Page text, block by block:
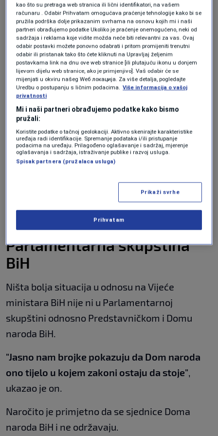
koje provodi Istinomjer pokazali su da ni u
trećoj godini mandata nije došlo do ubrzanja
njihove realizacije, iako su u pojedinim
oblastima zabilježeni pomaci.
"Ostvaren je vrlo mali napredak u
ispunjavanju predizbornih obećanja, ali to leži
u činjenici da SNSD kao najveća partija iz RS
koja prticipira u radu Vijeća ministara BiH nije
uopšte imala predizborni program pa tako
pratimo njihova svega tri obećanja i jedno
govori da koalicija na državnom nivou nije
formirana na programskim principima već
, rekao je Sijah.
Parlamentarna skupština
BiH
Ništa bolja situacija u odnosu na Vijeće
ministara BiH nije ni u Parlamentarnoj
skupštini odnosno Predstavničkom i Domu
naroda BiH.
"Jasno nam brojke pokazuju da Dom naroda
ono tijelo u kojem zakoni ostaju da stoje",
ukazao je on.
Naročito je primjetno da se sjednice Doma
naroda BiH i ne održavaju.
kao što su pretraga web stranica ili lični identifikatori, na vašem
računaru . Odabir Prihvatam omogućava praćenje tehnologije kako bi se
pružila podrška dolje prikazanim svrhama na osnovu kojih mi i naši
partneri obrađujemo podatke Ukoliko je praćenje onemogućeno, neki od
sadržaja i reklama koje vidite možda neće biti relevantni za vas. Ovaj
odabir postavki možete ponovno odabrati i pritom promijeniti trenutni
odabir ili pristanak tako što ćete kliknuti na Upravljaj željenim
postavkama link na dnu ove web stranice [ili plutajuću ikonu u donjem
lijevom dijelu web stranice, ako je primjenjivo]. Vaš odabir će se
mijenjati u okviru našeg Wеб локација. Za više detalja, pogledajte
Uredbu o postupanju s ličnim podacima. Više informacija o vašoj
privatnosti
Mi i naši partneri obrađujemo podatke kako bismo
pružali:
Koristite podatke o tačnoj geolokaciji. Aktivno skenirajte karakteristike
uređaja radi identifikacije. Spremanje podataka i/ili pristupanje
podacima na uređaju. Prilagođeno oglašavanje i sadržaj, mjerenje
oglašavanja i sadržaja, istraživanje publike i razvoj usluga.
Spisak partnera (pružalaca usluga)
Prikaži svrhe
Prihvatam